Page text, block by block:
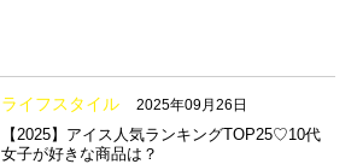
ライフスタイル 2025年09月26日
【2025】アイス人気ランキングTOP25♡10代
女子が好きな商品は？